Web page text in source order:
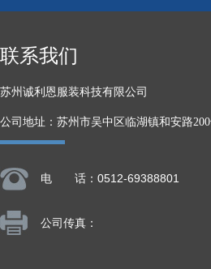
联系我们
苏州诚利恩服装科技有限公司
公司地址：苏州市吴中区临湖镇和安路
电 话：0512-69388801
公司传真：